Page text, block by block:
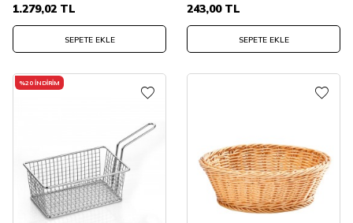
1.279,02 TL
SEPETE EKLE
243,00TL
SEPETE EKLE
%20 İNDIRIM